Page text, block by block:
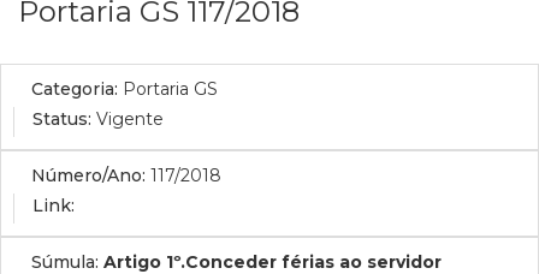
Portaria GS 117/2018
Categoria: Portaria GS
Status: Vigente
Número/Ano: 117/2018
Link:
Súmula: Artigo 1º.Conceder férias ao servidor